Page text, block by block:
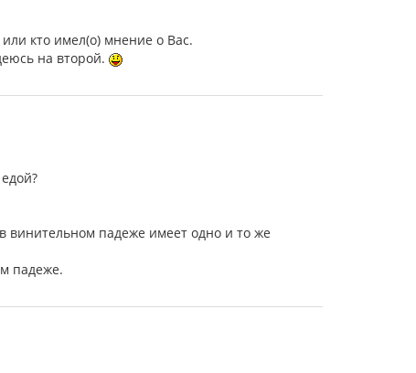
кто имел(о) мнение о Вас.
на второй.
винительном падеже имеет одно и то же
падеже.